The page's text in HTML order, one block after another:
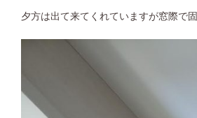
夕方は出て来てくれていますが窓際で